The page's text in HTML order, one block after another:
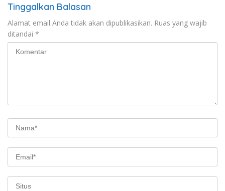
Tinggalkan Balasan
Alamat email Anda tidak akan dipublikasikan. Ruas yang wajib
ditandai *